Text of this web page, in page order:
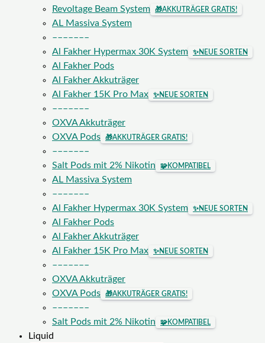
Revoltage Beam System
🎁AKKUTRÄGER GRATIS!
AL Massiva System
–––––––
Al Fakher Hypermax 30K System
✨NEUE SORTEN
Al Fakher Pods
Al Fakher Akkuträger
Al Fakher 15K Pro Max
✨NEUE SORTEN
–––––––
OXVA Akkuträger
OXVA Pods
🎁AKKUTRÄGER GRATIS!
–––––––
Salt Pods mit 2% Nikotin
🧩KOMPATIBEL
AL Massiva System
–––––––
Al Fakher Hypermax 30K System
✨NEUE SORTEN
Al Fakher Pods
Al Fakher Akkuträger
Al Fakher 15K Pro Max
✨NEUE SORTEN
–––––––
OXVA Akkuträger
OXVA Pods
🎁AKKUTRÄGER GRATIS!
–––––––
Salt Pods mit 2% Nikotin
🧩KOMPATIBEL
Liquid